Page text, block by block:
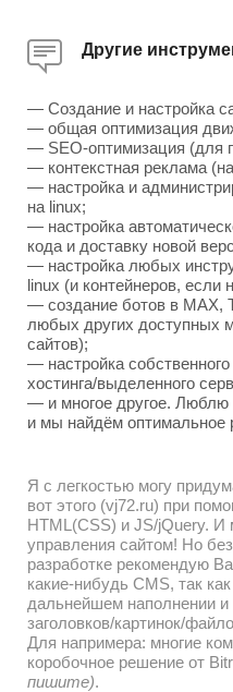
Другие
— Создание и настройка
— общая оптимизация
— SEO-оптимизация (для
— контекстная реклама
— настройка и
на linux;
— настройка
кода и доставку новой
— настройка любых
linux (и контейнеров, если
— создание ботов в MAX,
любых других доступных
сайтов);
— настройка
хостинга/выделенного
— и многое другое.
и мы найдём оптимальное
Я с легкостью могу
вот этого (vj72.ru) при
HTML(CSS) и JS/jQuery.
управления сайтом! Но
разработке рекомендую
какие-нибудь CMS, так
дальнейшем наполнении и
заголовков/картинок/
Для напримера: многие
коробочное решение от
пишите).